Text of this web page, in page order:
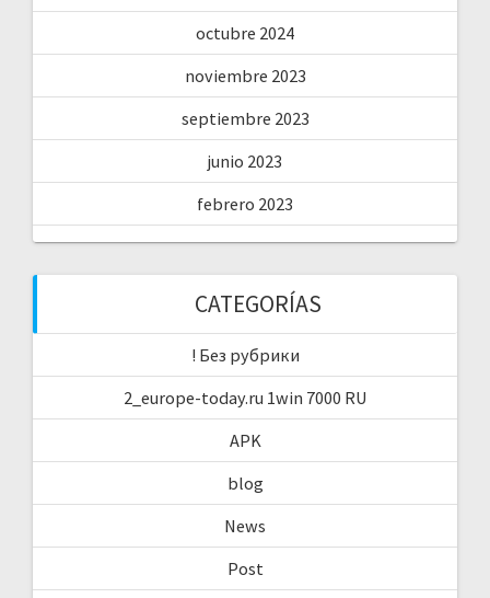
octubre 2024
noviembre 2023
septiembre 2023
junio 2023
febrero 2023
CATEGORÍAS
! Без рубрики
2_europe-today.ru 1win 7000 RU
APK
blog
News
Post